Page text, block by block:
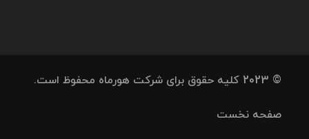
© 2023 کلیه حقوق برای شرکت هورماه محفوظ است.
صفحه نخست